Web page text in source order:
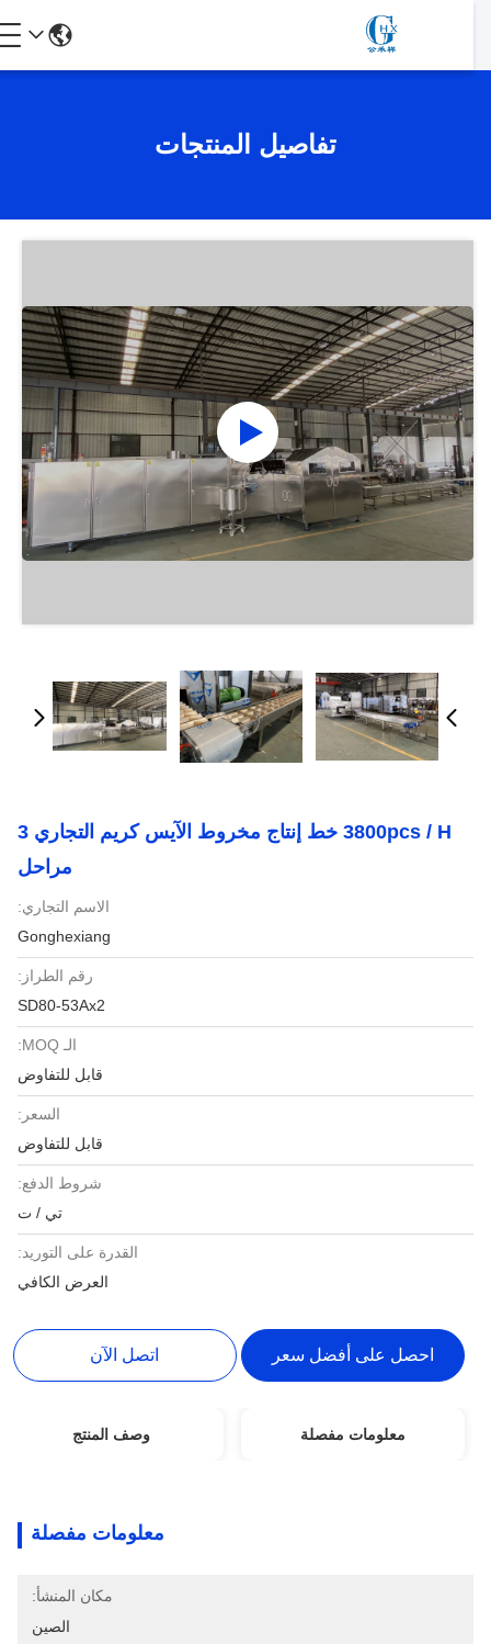
تفاصيل المنتجات
3800pcs / H خط إنتاج مخروط الآيس كريم التجاري 3
مراحل
الاسم التجاري:
Gonghexiang
رقم الطراز:
SD80-53Ax2
الـ MOQ:
قابل للتفاوض
السعر:
قابل للتفاوض
شروط الدفع:
تي / ت
القدرة على التوريد:
العرض الكافي
احصل على أفضل سعر اتصل الآن
معلومات مفصلة وصف المنتج
معلومات مفصلة
مكان المنشأ:
الصين